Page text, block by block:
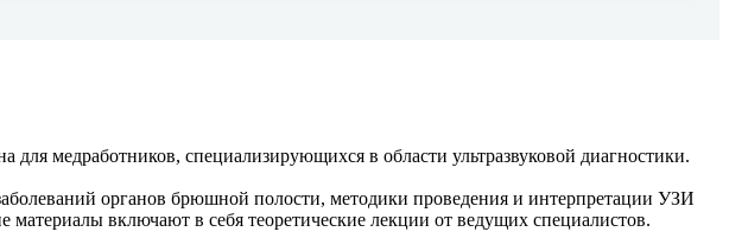
для медработников, специализирующихся в области ультразвуковой диагностики.
органов брюшной полости, методики проведения и интерпретации УЗИ
включают в себя теоретические лекции от ведущих специалистов.